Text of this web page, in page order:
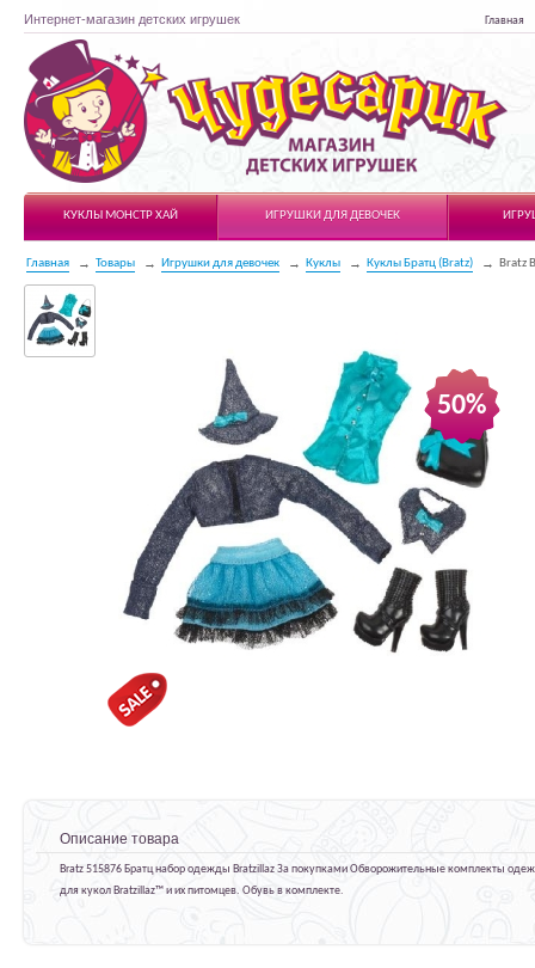
Интернет-магазин детских игрушек Главная
Чудесарик
КУКЛЫ МОНСТР ХАЙ
ИГРУШКИ ДЛЯ ДЕВОЧЕК
Главная Товары Игрушки для девочек Куклы Куклы Братц (Bratz) Bratz
50%
Описание товара
Bratz 515876 Братц набор одежды Bratzillaz За покупками Обворожительные комплекты
для кукол Bratzillaz™ и их питомцев. Обувь в комплекте.